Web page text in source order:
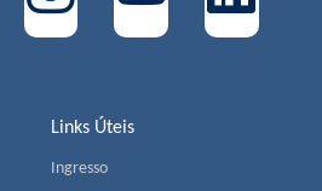
Links Úteis
Ingresso